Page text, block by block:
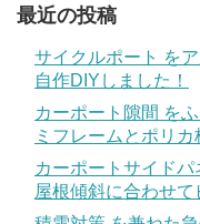
最近の投稿
サイクルポート を
自作DIYしました！
カーポート隙間 を
ミフレームとポリ
カーポートサイド
屋根傾斜に合わせ